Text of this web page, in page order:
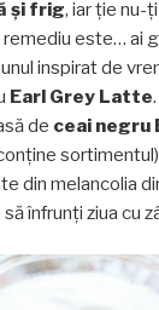
și frig, iar ție nu-
este… ai
inspirat de
Earl Grey Latte
de ceai negru
din melancolia
înfrunți ziua cu